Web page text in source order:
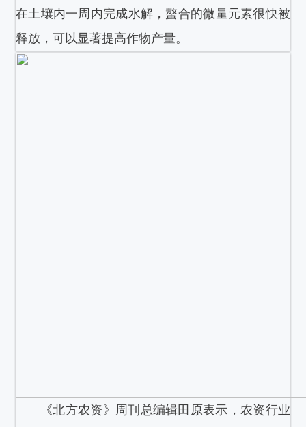
在土壤内一周内完成水解，螯合的微量元素很快被
释放，可以显著提高作物产量。
《北方农资》周刊总编辑田原表示，农资行业